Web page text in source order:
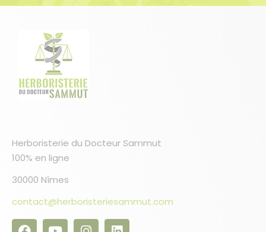
Herboristerie du Docteur Sammut
100% en ligne
30000 Nîmes
contact@herboristeriesammut.com